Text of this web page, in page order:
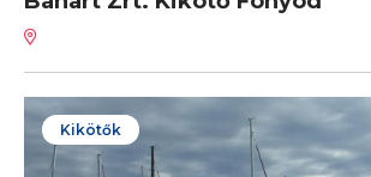
Kikötők